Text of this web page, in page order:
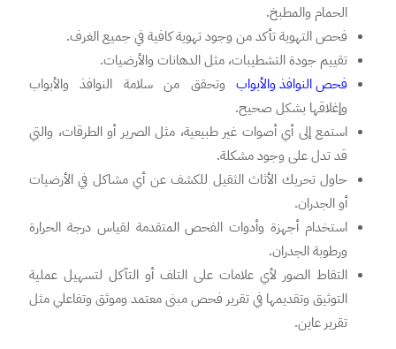
الحمام والمطبخ.
فحص التهوية تأكد من وجود تهوية كافية في جميع الغرف.
تقييم جودة التشطيبات، مثل الدهانات والأرضيات.
فحص النوافذ والأبواب وتحقق من سلامة النوافذ والأبواب
وإغلاقها بشكل صحيح.
استمع إلى أي أصوات غير طبيعية، مثل الصرير أو الطرقات، والتي
قد تدل على وجود مشكلة.
حاول تحريك الأثاث الثقيل للكشف عن أي مشاكل في الأرضيات
أو الجدران.
استخدام أجهزة وأدوات الفحص المتقدمة لقياس درجة الحرارة
ورطوبة الجدران.
التقاط الصور لأي علامات على التلف أو التآكل لتسهيل عملية
التوثيق وتقديمها في تقرير فحص مبنى معتمد وموثق وتفاعلي مثل
تقرير عاين.